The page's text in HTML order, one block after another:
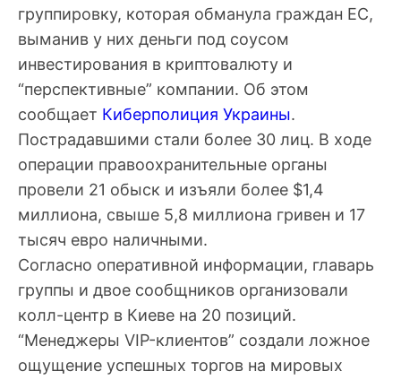
группировку, которая обманула граждан ЕС,
выманив у них деньги под соусом
инвестирования в криптовалюту и
“перспективные” компании. Об этом
сообщает Киберполиция Украины.
Пострадавшими стали более 30 лиц. В ходе
операции правоохранительные органы
провели 21 обыск и изъяли более $1,4
миллиона, свыше 5,8 миллиона гривен и 17
тысяч евро наличными.
Согласно оперативной информации, главарь
группы и двое сообщников организовали
колл-центр в Киеве на 20 позиций.
“Менеджеры VIP-клиентов” создали ложное
ощущение успешных торгов на мировых